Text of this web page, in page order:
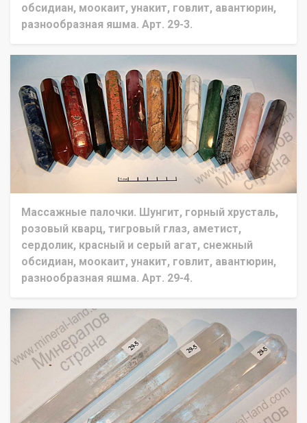
обсидиан, моокаит, унакит, говлит, авантюрин,
разнообразная яшма. Арт. 29-3.
Массажные палочки. Шунгит, горный хрусталь,
розовый кварц, тигровый глаз, аметист,
сердолик, красный и серый агат, снежный
обсидиан, моокаит, унакит, говлит, авантюрин,
разнообразная яшма. Арт. 29-4.